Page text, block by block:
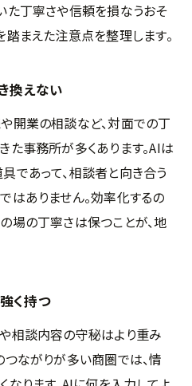
た丁寧さや信頼を損なうおそ
まえた注意点を整理します。
換えない
開業の相談など、対面での丁
た事務所が多くあります。AIは
であって、相談者と向き合う
はありません。効率化するの
場の丁寧さは保つことが、地
く持つ
相談内容の守秘はより重み
つながりが多い商圏では、情